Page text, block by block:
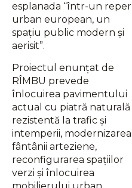
esplanada “într-un reper
urban european, un
spațiu public modern și
aerisit”.
Proiectul enunțat de
RÎMBU prevede
înlocuirea pavimentului
actual cu piatră naturală
rezistentă la trafic și
intemperii, modernizarea
fântânii arteziene,
reconfigurarea spațiilor
verzi și înlocuirea